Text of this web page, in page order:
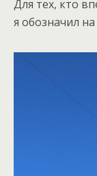
Для тех, кто
я обозначил